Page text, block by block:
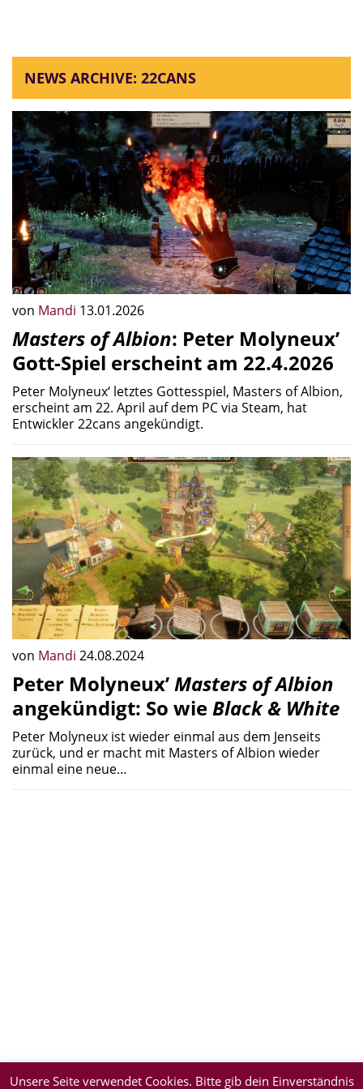
NEWS ARCHIVE: 22CANS
von Mandi 13.01.2026
Masters of Albion: Peter Molyneux’
Gott-Spiel erscheint am 22.4.2026
Peter Molyneux‘ letztes Gottesspiel, Masters of Albion,
erscheint am 22. April auf dem PC via Steam, hat
Entwickler 22cans angekündigt.
von Mandi 24.08.2024
Peter Molyneux’Masters of Albion
angekündigt: So wieBlack & White
Peter Molyneux ist wieder einmal aus dem Jenseits
zurück, und er macht mit Masters of Albion wieder
einmal eine neue…
Unsere Seite verwendet Cookies. Bitte gib dein Einverständnis